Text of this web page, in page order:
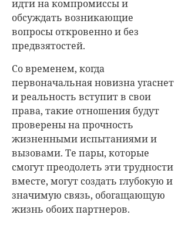
идти на компромиссы и
обсуждать возникающие
вопросы откровенно и без
предвзятостей.
Со временем, когда
первоначальная новизна угаснет
и реальность вступит в свои
права, такие отношения будут
проверены на прочность
жизненными испытаниями и
вызовами. Те пары, которые
смогут преодолеть эти трудности
вместе, могут создать глубокую и
значимую связь, обогащающую
жизнь обоих партнеров.